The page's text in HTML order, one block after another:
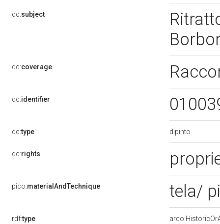
dc:subject
dc:coverage
dc:identifier
dc:type dipinto
dc:rights
pico:materialAndTechnique tela/
rdf:type